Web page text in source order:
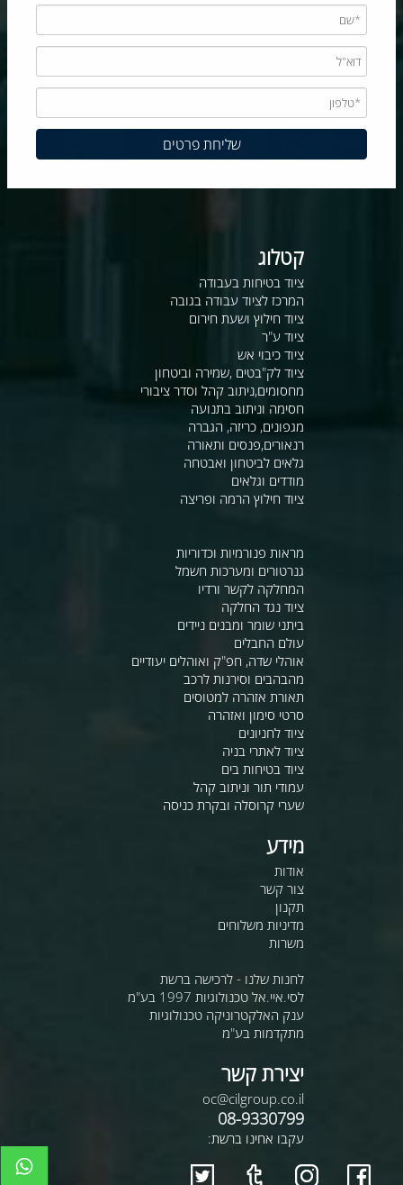
קטלוג
ציוד בטיחות בעבודה
המרכז לציוד עבודה בגובה
ציוד חילוץ ושעת חירום
ציוד ע"ר
ציוד כיבוי אש
ציוד לק"בטים ,שמירה וביטחון
מחסומים,ניתוב קהל וסדר ציבורי
חסימה וניתוב בתנועה
מגפונים, כריזה, הגברה
רנאורים,פנסים ותאורה
גלאים לביטחון ואבטחה
מודדים וגלאים
ציוד חילוץ הרמה ופריצה
מראות פנורמיות וכדוריות
גנרטורים ומערכות חשמל
המחלקה לקשר ורדיו
ציוד נגד החלקה
ביתני שומר ומבנים ניידים
עולם החבלים
אוהלי שדה, חפ"ק ואוהלים יעודיים
מהבהבים וסירנות לרכב
תאורת אזהרה למטוסים
סרטי סימון ואזהרה
ציוד לחניונים
ציוד לאתרי בניה
ציוד בטיחות בים
עמודי תור וניתוב קהל
שערי קרוסלה ובקרת כניסה
מידע
אודות
צור קשר
תקנון
מדיניות משלוחים
משרות
לחנות שלנו - לרכישה ברשת
לסי.איי.אל טכנולוגיות 1997 בע"מ
ענק האלקטרוניקה טכנולוגיות
מתקדמות בע"מ
יצירת קשר
oc@cilgroup.co.il
08-9330799
עקבו אחינו ברשת: